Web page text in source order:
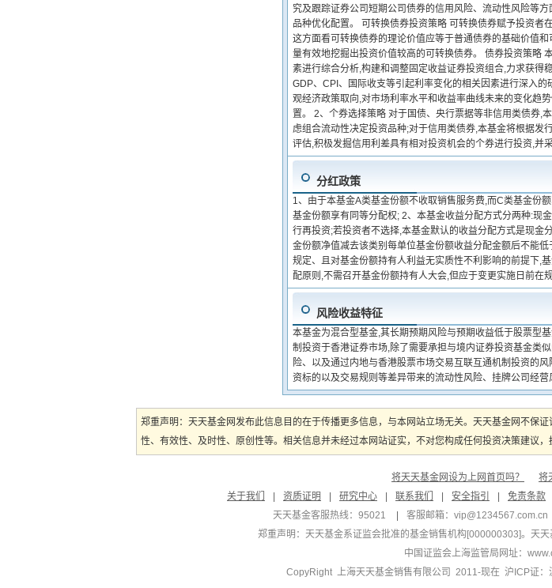
究及跟踪证券公司短期公司债券的信用风险、流动性风险等
品种优化配置。 可转换债券投资策略 可转换债券赋予投资
这方面看可转换债券的理论价值应等于普通债券的基础价值
量有效地挖掘出投资价值较高的可转换债券。 债券投资策略
素进行综合分析,构建和调整固定收益证券投资组合,力求获得
GDP、CPI、国际收支等引起利率变化的相关因素进行深入
观经济政策取向,对市场利率水平和收益率曲线未来的变化趋
置。 2、个券选择策略 对于国债、央行票据等非信用类债券,
虑组合流动性决定投资品种;对于信用类债券,本基金将根据发
评估,积极发掘信用利差具有相对投资机会的个券进行投资,并
分红政策
1、由于本基金A类基金份额不收取销售服务费,而C类基金份
基金份额享有同等分配权; 2、本基金收益分配方式分两种:现
行再投资;若投资者不选择,本基金默认的收益分配方式是现金
金份额净值减去该类别每单位基金份额收益分配金额后不能
规定、且对基金份额持有人利益无实质性不利影响的前提下,
配原则,不需召开基金份额持有人大会,但应于变更实施日前在规
风险收益特征
本基金为混合型基金,其长期预期风险与预期收益低于股票型
制投资于香港证券市场,除了需要承担与境内证券投资基金类
险、以及通过内地与香港股票市场交易互联互通机制投资的
资标的以及交易规则等差异带来的流动性风险、挂牌公司经
郑重声明：天天基金网发布此信息目的在于传播更多信息，与本网站立场无关。天天基金网不保
性、有效性、及时性、原创性等。相关信息并未经过本网站证实，不对您构成任何投资决策建议
将天天基金网设为上网首页吗？
将
关于我们
资质证明 研究中心 联系我们 安全指引 免责条款
天天基金客服热线：95021
客服邮箱： vip@1234567.com.cn
郑重声明： 天天基金系证监会批准的基金销售机构[000000303]。天天
中国证监会上海监管局网址：
CopyRight 上海天天基金销售有限公司 2011-现在 沪ICP证：